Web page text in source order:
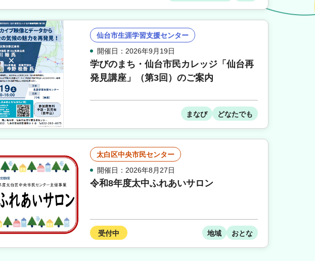
仙台市生涯学習支援センター
開催日：2026年9月19日
学びのまち・仙台市民カレッジ「仙台再
発見講座」（第3回）のご案内
まなび どなたでも
太白区中央市民センター
開催日：2026年8月27日
令和8年度太中ふれあいサロン
受付中 地域 おとな